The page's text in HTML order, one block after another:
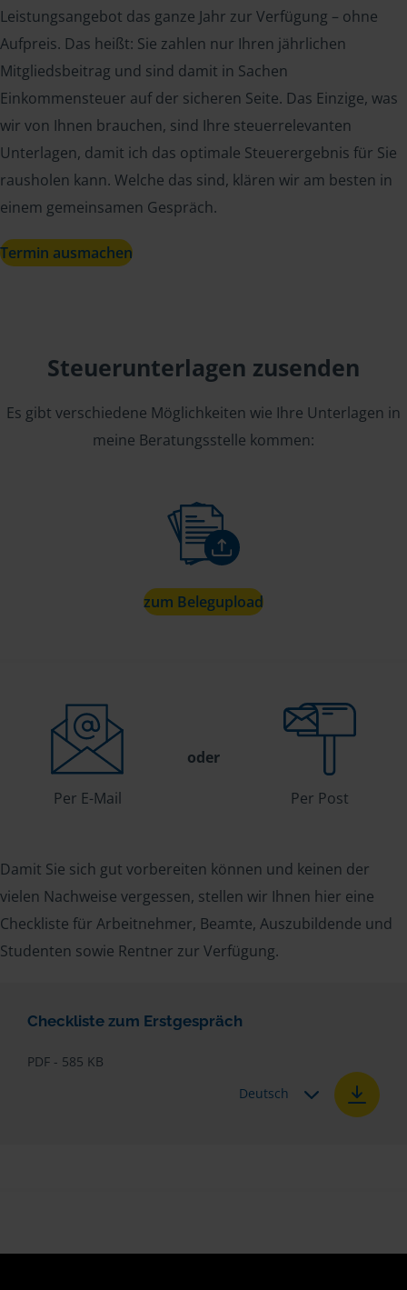
Leistungsangebot das ganze Jahr zur Verfügung – ohne
Aufpreis. Das heißt: Sie zahlen nur Ihren jährlichen
Mitgliedsbeitrag und sind damit in Sachen
Einkommensteuer auf der sicheren Seite. Das Einzige, was
wir von Ihnen brauchen, sind Ihre steuerrelevanten
Unterlagen, damit ich das optimale Steuerergebnis für Sie
rausholen kann. Welche das sind, klären wir am besten in
einem gemeinsamen Gespräch.
Termin ausmachen
Steuerunterlagen zusenden
Es gibt verschiedene Möglichkeiten wie Ihre Unterlagen in
meine Beratungsstelle kommen:
zum Belegupload
Per E-Mail
oder
Per Post
Damit Sie sich gut vorbereiten können und keinen der
vielen Nachweise vergessen, stellen wir Ihnen hier eine
Checkliste für Arbeitnehmer, Beamte, Auszubildende und
Studenten sowie Rentner zur Verfügung.
Checkliste zum Erstgespräch
PDF - 585 KB
Deutsch